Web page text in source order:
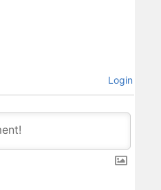
Login